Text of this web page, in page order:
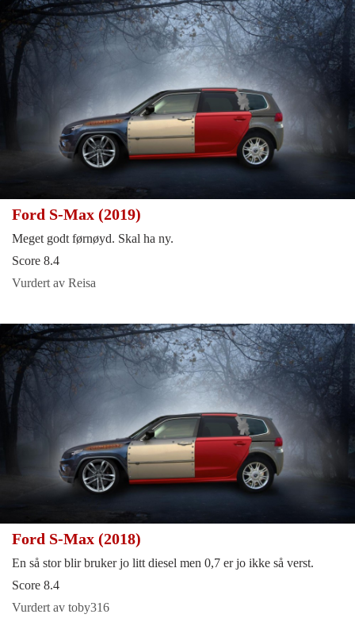
Ford S-Max (2019)
Meget godt førnøyd. Skal ha ny.
Score 8.4
Vurdert av Reisa
Ford S-Max (2018)
En så stor blir bruker jo litt diesel men 0,7 er jo ikke så verst.
Score 8.4
Vurdert av toby316